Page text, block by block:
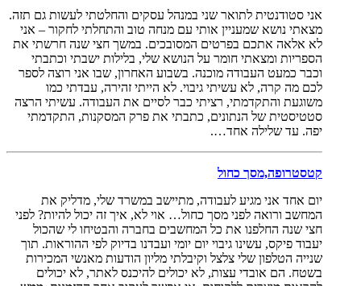
אני סטודנטית לתואר שני במנהל עסקים והחלטתי לעשות גם תזה.
מצאתי נושא שמעניין אותי עם מנחה טוב והתחלתי לחקור – אני
לא אלאה אתכם בפרטים המסובכים. במשך חצי שנה חרשתי את
הספריות ומצאתי חומר על הנושא שלי, בלילות ישבתי וכתבתי
וכבר כמעט העבודה מוכנה. בשבוע האחרון, שבו אני רוצה לספר
לכם מה קרה, לא עשיתי גיבוי. לא הייתי זהירה, עבדתי כמו
משוגעת והתקדמתי, רציתי כבר לסיים את העבודה. עשיתי הרצה
סטטיסטית של הנתונים, כתבתי את פרק המסקנות, התקדמתי
יפה. עד שלילה אחד….
קטסטרופה,מסך כחול
יום אחד אני מגיע לעבודה, מתיישב במשרד שלי, מדליק את
המחשב ורואה לפני מסך כחול… אוי לא, איך זה יכול להיות? לפני
חצי שנה החלפנו את כל המחשבים בחברה והבטיחו לי שהכול
יעבוד פיקס, עשינו גיבוי יום יומי ועבדנו בדיוק לפי ההוראות. תוך
שנייה הטלפון שלי צלצל וקיבלתי מליון הודעות מאנשי המכירות
בשטח. הם אובדי עצות, לא יכולים להיכנס לאתר, לא יכולים